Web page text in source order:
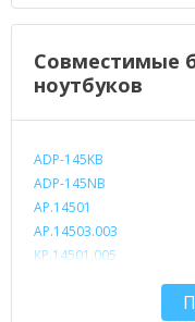
Совместимые
ноутбуков
ADP-145KB
ADP-145NB
AP.14501
AP.14503.003
KP.14501.005